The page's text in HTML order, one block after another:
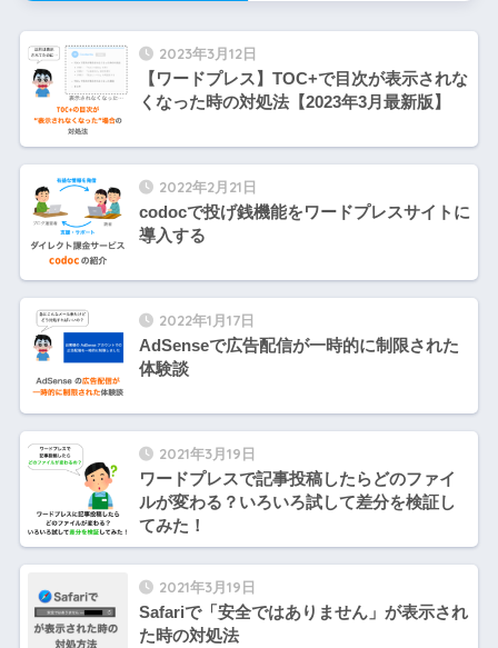
2023年3月12日
【ワードプレス】TOC+で目次が表示されな
くなった時の対処法【2023年3月最新版】
2022年2月21日
codocで投げ銭機能をワードプレスサイトに
導入する
2022年1月17日
AdSenseで広告配信が一時的に制限された
体験談
2021年3月19日
ワードプレスで記事投稿したらどのファイ
ルが変わる？いろいろ試して差分を検証し
てみた！
2021年3月19日
Safariで「安全ではありません」が表示され
た時の対処法